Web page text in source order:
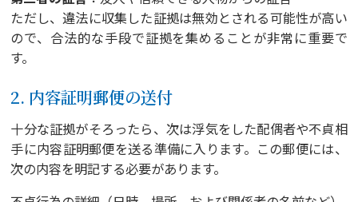
ただし、違法に収集した証拠は無効とされる可能性が高い
ので、合法的な手段で証拠を集めることが非常に重要で
す。
2. 内容証明郵便の送付
十分な証拠がそろったら、次は浮気をした配偶者や不貞相
手に内容証明郵便を送る準備に入ります。この郵便には、
次の内容を明記する必要があります。